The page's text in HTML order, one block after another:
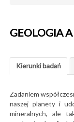
GEOLOGIA
Kierunki badań
Zadaniem
naszej planety i
mineralnych, ale